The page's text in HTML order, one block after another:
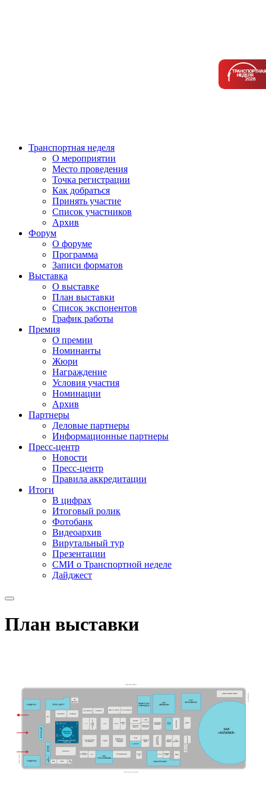
Транспортная неделя
О мероприятии
Место проведения
Точка регистрации
Как добраться
Принять участие
Список участников
Архив
Форум
О форуме
Программа
Записи форматов
Выставка
О выставке
План выставки
Список экспонентов
График работы
Премия
О премии
Номинанты
Жюри
Награждение
Условия участия
Номинации
Архив
Партнеры
Деловые партнеры
Информационные партнеры
Пресс-центр
Новости
Пресс-центр
Правила аккредитации
Итоги
В цифрах
Итоговый ролик
Фотобанк
Видеоархив
Вирутальный тур
Презентации
СМИ о Транспортной неделе
Дайджест
План выставки